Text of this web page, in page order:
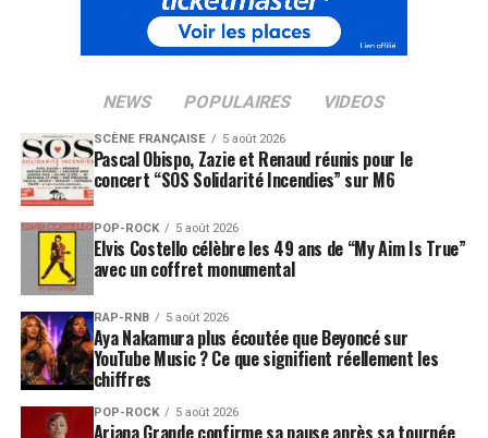
NEWS POPULAIRES VIDEOS
SCÈNE FRANÇAISE 5 août 2026
Pascal Obispo, Zazie et Renaud réunis pour le
concert “SOS Solidarité Incendies” sur M6
POP-ROCK 5 août 2026
Elvis Costello célèbre les 49 ans de “My Aim Is True”
avec un coffret monumental
RAP-RNB 5 août 2026
Aya Nakamura plus écoutée que Beyoncé sur
YouTube Music ? Ce que signifient réellement les
chiffres
POP-ROCK 5 août 2026
Ariana Grande confirme sa pause après sa tournée